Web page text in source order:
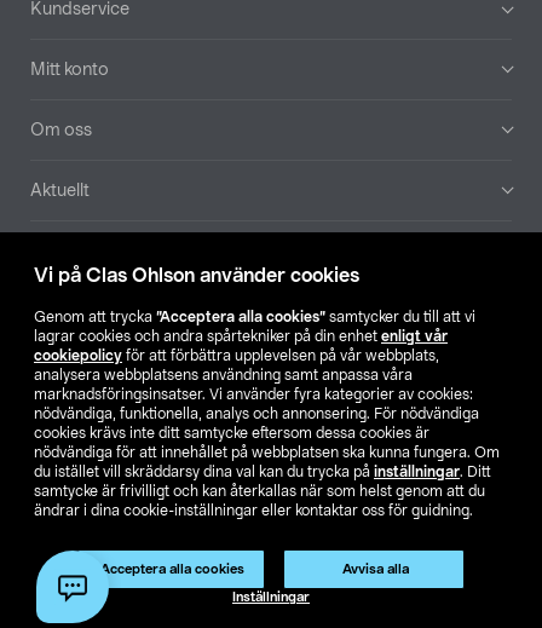
Vi på Clas Ohlson använder cookies
Genom att trycka ”Acceptera alla cookies” samtycker du till att vi
lagrar cookies och andra spårtekniker på din enhet enligt vår
cookiepolicy för att förbättra upplevelsen på vår webbplats,
analysera webbplatsens användning samt anpassa våra
marknadsföringsinsatser. Vi använder fyra kategorier av cookies:
nödvändiga, funktionella, analys och annonsering. För nödvändiga
cookies krävs inte ditt samtycke eftersom dessa cookies är
nödvändiga för att innehållet på webbplatsen ska kunna fungera. Om
du istället vill skräddarsy dina val kan du trycka på inställningar. Ditt
samtycke är frivilligt och kan återkallas när som helst genom att du
ändrar i dina cookie-inställningar eller kontaktar oss för guidning.
Acceptera alla cookies Avvisa alla
Inställningar
Kundservice
Mitt konto
Om oss
Aktuellt
Hitta butik
SE NO FI
Ändra till priser exklusive moms